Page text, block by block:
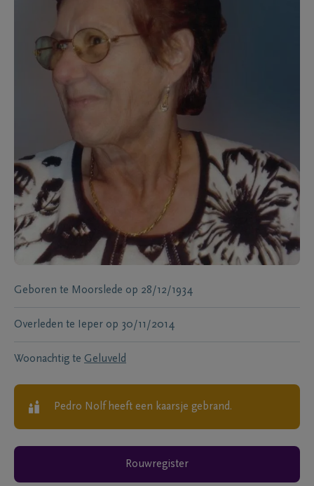
Geboren te Moorslede op 28/12/1934
Overleden te Ieper op 30/11/2014
Woonachtig te Geluveld
Pedro Nolf heeft een kaarsje gebrand.
Rouwregister